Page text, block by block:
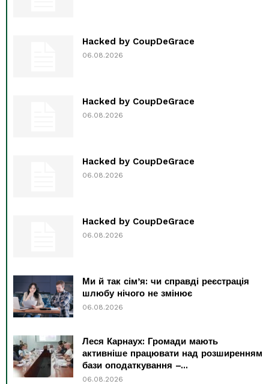
Hacked by CoupDeGrace
06.08.2026
Hacked by CoupDeGrace
06.08.2026
Hacked by CoupDeGrace
06.08.2026
Hacked by CoupDeGrace
06.08.2026
Ми й так сім’я: чи справді реєстрація
шлюбу нічого не змінює
06.08.2026
Леся Карнаух: Громади мають
активніше працювати над розширенням
бази оподаткування –...
06.08.2026